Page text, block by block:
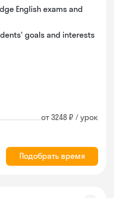
English exams and
goals and interests
от 3248 ₽ / урок
Подобрать время